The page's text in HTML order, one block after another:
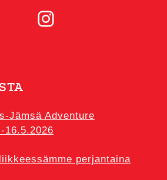
Instagram
Jämsä Adventure
16.5.2026
perjantaina